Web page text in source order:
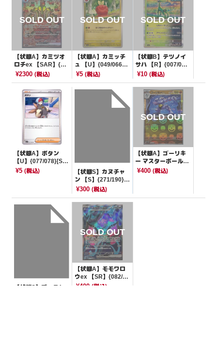
【状態A】カミツオ
ロチex 【SAR】{12
7/102}[SV7]
¥2300 (税込)
【状態A】カミッチ
ュ 【U】{049/066}
[SV5a]
¥5(税込)
【状態B】テツノイ
サハ 【R】{007/06
6}[SV5a]
¥10 (税込)
【状態A】ボタン
【U】{077/078}[SV
1S]
¥5 (税込)
【状態S】カヌチャ
ン 【S】{271/190}[S
V4a]
¥300(税込)
【状態A】ゴーリキ
ー マスターボールミ
ラー【U】{067/165}
¥400 (税込)
【状態S】ブースト
【状態A】モモワロ
ウex 【SR】{082/06
4}[SV6a]
¥400 (税込)